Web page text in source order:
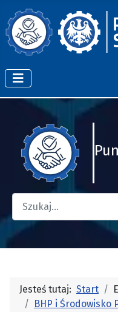
Jesteś tutaj: Start
BHP i Środowisko